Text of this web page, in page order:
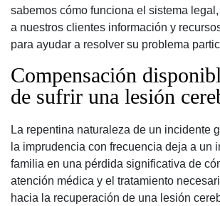
sabemos cómo funciona el sistema
a nuestros clientes información y
para ayudar a resolver su problema
Compensación
de sufrir una lesión
La repentina naturaleza de un incidente
la imprudencia con frecuencia deja a un
familia en una pérdida significativa de
atención médica y el tratamiento
hacia la recuperación de una lesión